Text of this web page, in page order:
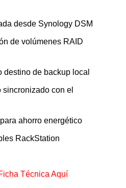
desde Synology DSM
de volúmenes RAID
destino de backup local
con el
ahorro energético
RackStation
Técnica Aquí